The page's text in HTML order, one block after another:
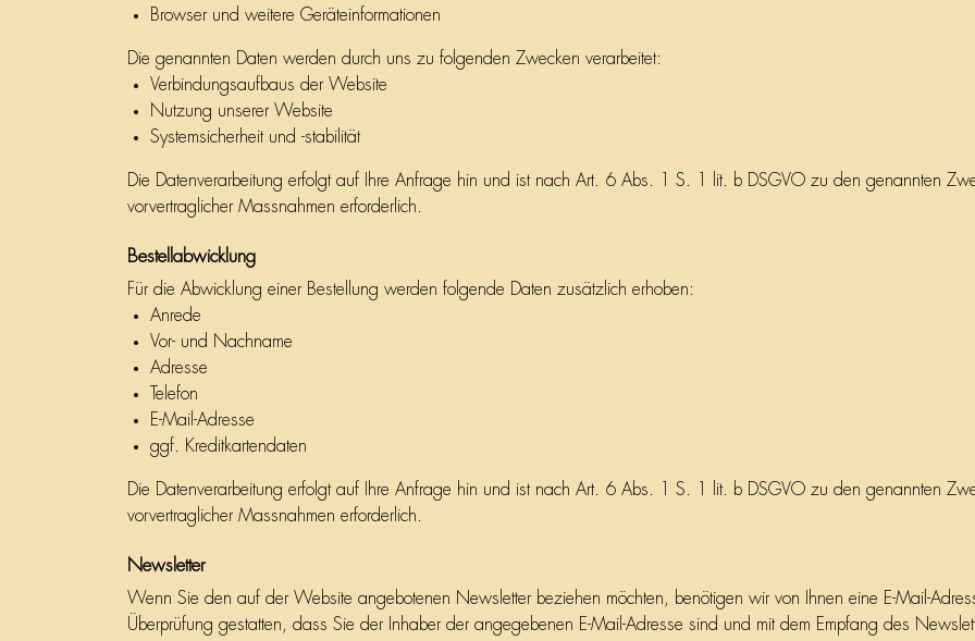
Browser und weitere Geräteinformationen
Die genannten Daten werden durch uns zu folgenden Zwecken verarbeitet:
Verbindungsaufbaus der Website
Nutzung unserer Website
Systemsicherheit und -stabilität
Die Datenverarbeitung erfolgt auf Ihre Anfrage hin und ist nach Art. 6 Abs. 1 S. 1 lit. b DSGVO zu den genannten
vorvertraglicher Massnahmen erforderlich.
Bestellabwicklung
Für die Abwicklung einer Bestellung werden folgende Daten zusätzlich erhoben:
Anrede
Vor- und Nachname
Adresse
Telefon
E-Mail-Adresse
ggf. Kreditkartendaten
Die Datenverarbeitung erfolgt auf Ihre Anfrage hin und ist nach Art. 6 Abs. 1 S. 1 lit. b DSGVO zu den genannten
vorvertraglicher Massnahmen erforderlich.
Newsletter
Wenn Sie den auf der Website angebotenen Newsletter beziehen möchten, benötigen wir von Ihnen eine E-Mail-
Überprüfung gestatten, dass Sie der Inhaber der angegebenen E-Mail-Adresse sind und mit dem Empfang des